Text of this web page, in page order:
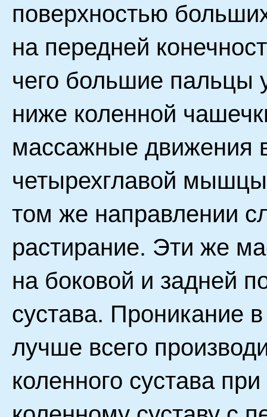
поверхностью
на передней
чего большие пальцы
ниже коленной
массажные движения
четырехглавой
том же направлении
растирание. Эти же
на боковой и задней
сустава. Проникание
лучше всего
коленного сустава